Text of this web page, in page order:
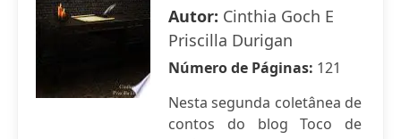
Autor: Cinthia Goch E
Priscilla Durigan
Número de Páginas: 121
Nesta segunda coletânea de
contos do blog Toco de